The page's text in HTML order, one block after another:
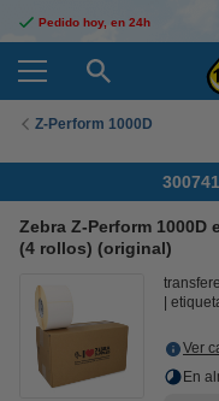
Pedido hoy, en 24h
Z-Perform 1000D
Zebra Z-Perform 1000D
(4 rollos) (original)
Ver
En